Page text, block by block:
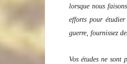
lorsque nous
efforts pour
guerre, fournissez
Vos études ne